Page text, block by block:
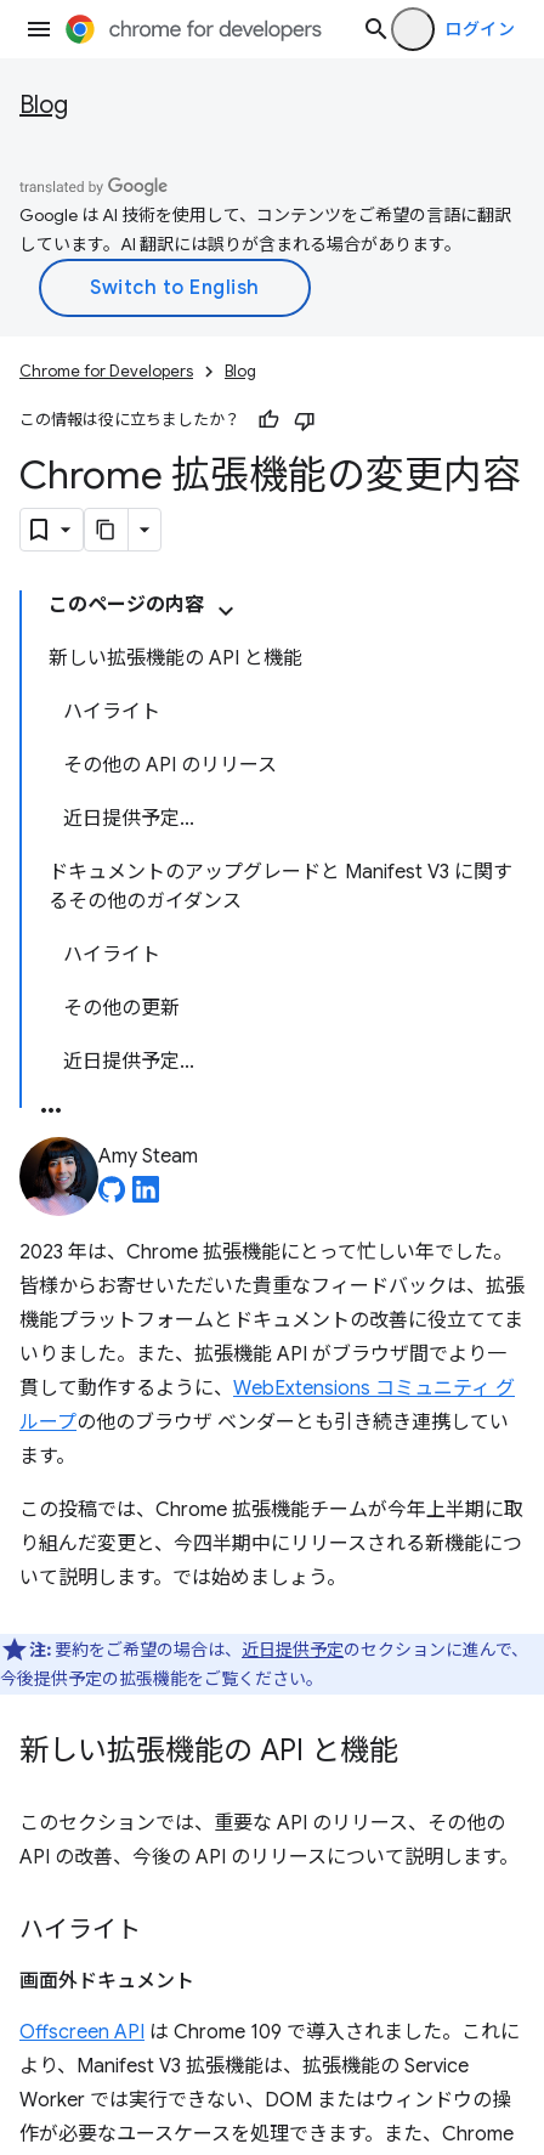
ログイン
Blog
Google は AI 技術を使用して、コンテンツをご希望の言語に翻訳
しています。AI 翻訳には誤りが含まれる場合があります。
Chrome for Developers Blog
この情報は役に立ちましたか？
Chrome 拡張機能の変更内容
このページの内容
新しい拡張機能の API と機能
ハイライト
その他の API のリリース
近日提供予定...
ドキュメントのアップグレードと Manifest V3 に関す
るその他のガイダンス
ハイライト
その他の更新
近日提供予定...
Amy Steam
2023 年は、Chrome 拡張機能にとって忙しい年でした。
皆様からお寄せいただいた貴重なフィードバックは、拡張
機能プラットフォームとドキュメントの改善に役立ててま
いりました。また、拡張機能 API がブラウザ間でより一
貫して動作するように、 WebExtensions コミュニティ グ
ループの他のブラウザ ベンダーとも引き続き連携してい
ます。
この投稿では、Chrome 拡張機能チームが今年上半期に取
り組んだ変更と、今四半期中にリリースされる新機能につ
いて説明します。では始めましょう。
注: 要約をご希望の場合は、 近日提供予定のセクションに進んで、
今後提供予定の拡張機能をご覧ください。
新しい拡張機能の API と機能
このセクションでは、重要な API のリリース、その他の
API の改善、今後の API のリリースについて説明します。
ハイライト
画面外ドキュメント
Offscreen API は Chrome 109 で導入されました。これに
より、Manifest V3 拡張機能は、拡張機能の Service
Worker では実行できない、DOM またはウィンドウの操
作が必要なユースケースを処理できます。また、Chrome